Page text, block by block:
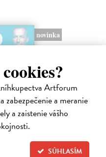
Artforum
zabezpečenie a meranie
a zaistenie vášho
SÚHLASÍM
novinka